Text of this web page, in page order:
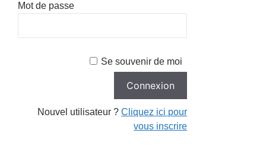
Mot de passe
Se souvenir de moi
Nouvel utilisateur ?Cliquez ici pour
vous inscrire